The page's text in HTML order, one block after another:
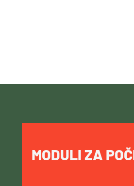
MODULI ZA